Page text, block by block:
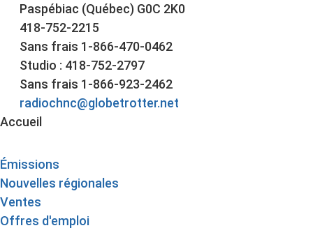
Paspébiac (Québec) G0C 2K0
418-752-2215
Sans frais 1-866-470-0462
Studio : 418-752-2797
Sans frais 1-866-923-2462
radiochnc@globetrotter.net
Accueil
Émissions
Nouvelles régionales
Ventes
Offres d'emploi